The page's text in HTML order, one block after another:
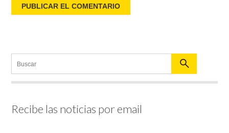
Recibe las noticias por email